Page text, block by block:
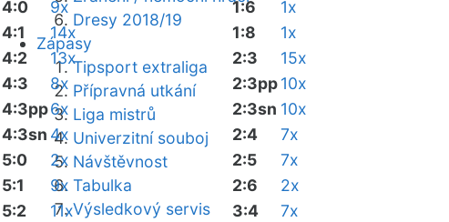
Dresy 2018/19
Zápasy
Tipsport extraliga
Přípravná utkání
Liga mistrů
Univerzitní souboj
Návštěvnost
Tabulka
Výsledkový servis
4:0
9x
4:1
14x
4:2
13x
4:3
8x
4:3pp6x
4:3sn 4x
5:0
2x
5:1
9x
5:2
11x
1:6
1x
1:8
1x
2:3
15x
2:3pp10x
2:3sn 10x
2:4
7x
2:5
7x
2:6
2x
3:4
7x